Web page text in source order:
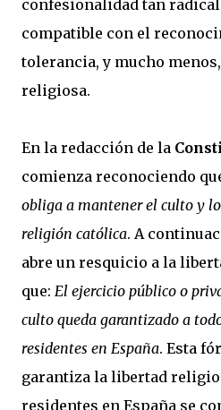
confesionalidad tan
compatible con el
tolerancia, y mucho
religiosa.
En la redacción de la
comienza reconociendo
obliga a mantener el culto y
religión católica. A
abre un resquicio a la
que: El ejercicio público o
culto queda garantizado a
residentes en España. Esta
garantiza la libertad
residentes en España se